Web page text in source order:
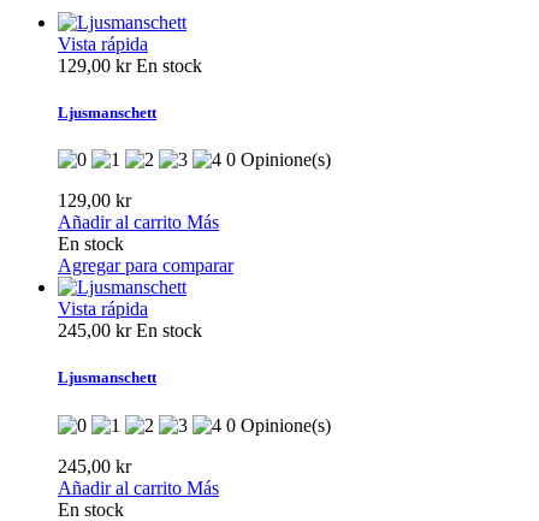
Vista rápida
129,00 krEn stock
Ljusmanschett
0 Opinione(s)
129,00 kr
Añadir al carrito Más
En stock
Agregar para comparar
Vista rápida
245,00 krEn stock
Ljusmanschett
0 Opinione(s)
245,00 kr
Añadir al carrito Más
En stock